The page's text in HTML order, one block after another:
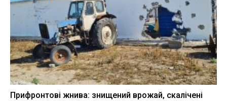
Прифронтові жнива: знищений врожай, скалічені